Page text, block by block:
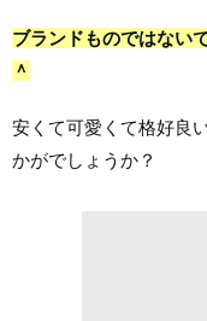
ブランドものではない
＾
安くて可愛くて格好良
かがでしょうか？